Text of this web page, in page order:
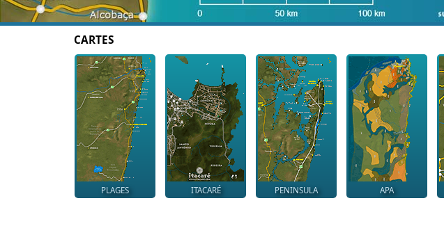
CARTES
PLAGES ITACARÉ PENINSULA APA